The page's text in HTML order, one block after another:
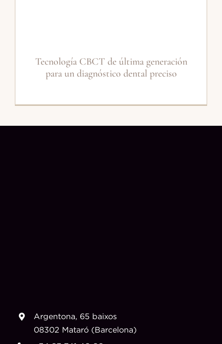
Tecnología CBCT de última generación
para un diagnóstico dental preciso
Argentona, 65 baixos
08302 Mataró (Barcelona)